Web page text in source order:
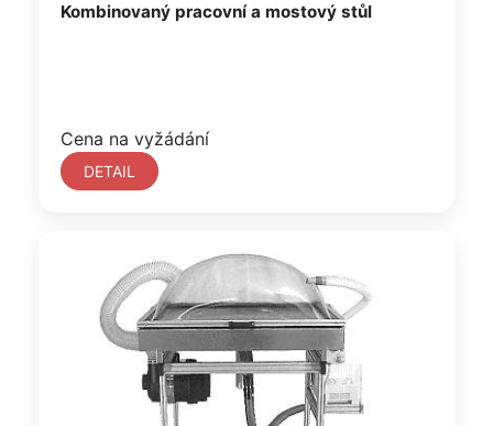
Kombinovaný pracovní a mostový stůl
Cena na vyžádání
DETAIL